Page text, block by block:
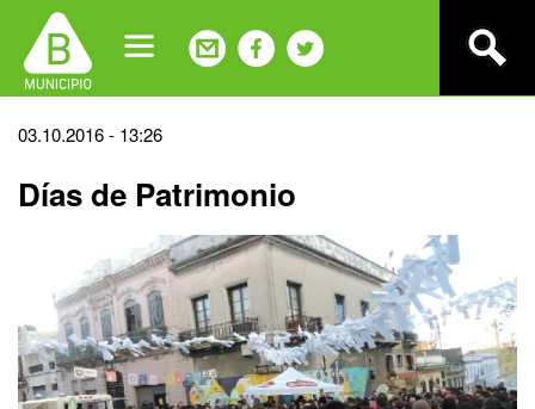
navigation
Back
top
03.10.2016 - 13:26
Días de Patrimonio